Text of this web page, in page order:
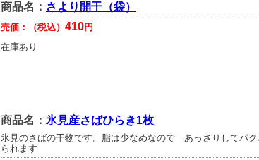
商品名： さより開干（袋）
売価：（税込） 410円
在庫あり
商品名： 氷見産さばひらき1枚
氷見のさばの干物です。脂は少なめなので あっさりしてパ
られます